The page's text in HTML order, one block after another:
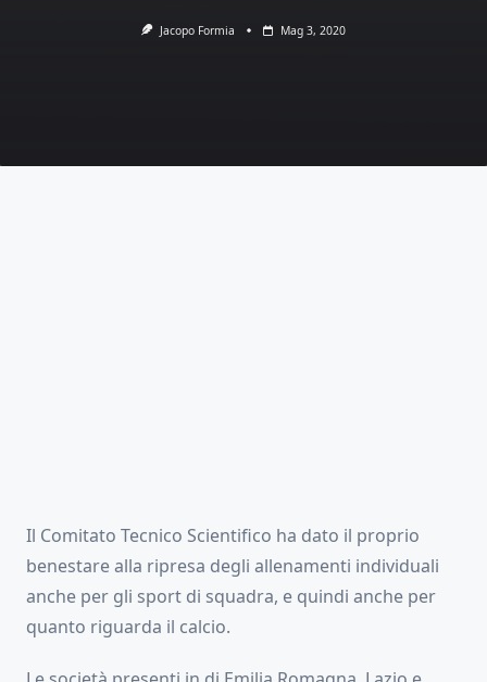
Jacopo Formia Mag 3, 2020
Il Comitato Tecnico Scientifico ha dato il proprio
benestare alla ripresa degli allenamenti individuali
anche per gli sport di squadra, e quindi anche per
quanto riguarda il calcio.